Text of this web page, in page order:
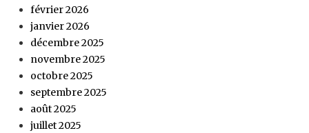
février 2026
janvier 2026
décembre 2025
novembre 2025
octobre 2025
septembre 2025
août 2025
juillet 2025